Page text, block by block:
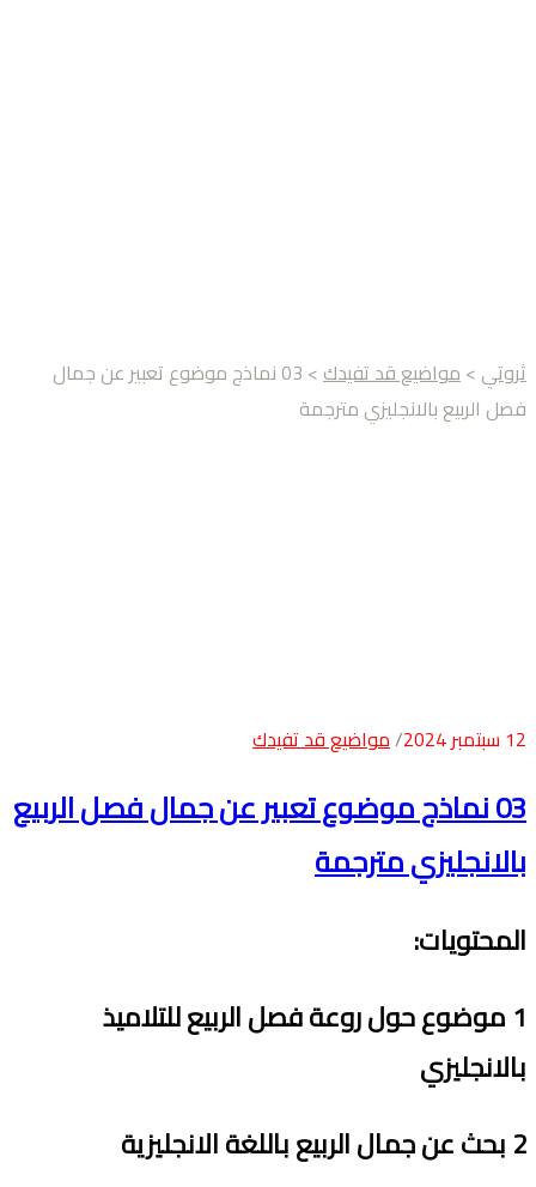
ثروتي >مواضيع قد تفيدك
> 03 نماذج موضوع تعبير عن جمال
فصل الربيع بالانجليزي مترجمة
12 سبتمبر 2024 مواضيع قد تفيدك
03 نماذج موضوع تعبير عن جمال فصل الربيع
بالانجليزي مترجمة
المحتويات:
1موضوعحول روعةفصل الربيعللتلاميذ
بالانجليزي
2بحث عن جمال الربيعباللغة الانجليزية